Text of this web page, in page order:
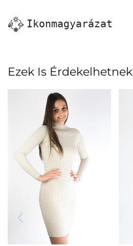
Ikonmagyarázat
Ezek Is Érdekelhetnek